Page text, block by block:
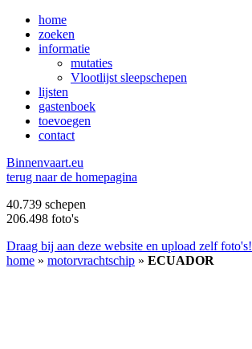
home
zoeken
informatie
mutaties
Vlootlijst sleepschepen
lijsten
gastenboek
toevoegen
contact
Binnenvaart.eu
terug naar de homepagina
40.739 schepen
206.498 foto's
Draag bij aan deze website en upload zelf foto's!
home » motorvrachtschip » ECUADOR